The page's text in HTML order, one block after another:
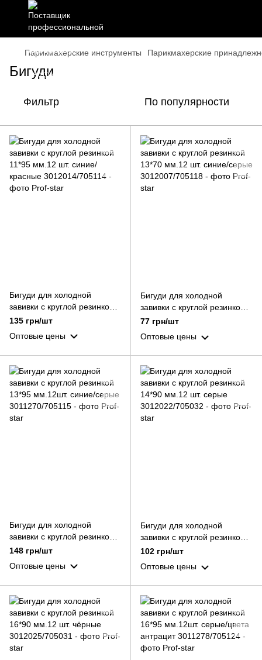
Парикмахерские инструменты Парикмахерские
Бигуди
Фильтр По популярности
Бигуди для холодной
завивки с круглой резинкой
11*95 мм.12 шт. синие/
135 грн/шт
Оптовые цены
Бигуди для холодной
завивки с круглой резинкой
13*70 мм.12 шт. синие/серые
77 грн/шт
Оптовые цены
Бигуди для холодной
завивки с круглой резинкой
13*95 мм.12шт. синие/серые
148 грн/шт
Оптовые цены
Бигуди для холодной
завивки с круглой резинкой
14*90 мм.12 шт. серые
102 грн/шт
Оптовые цены